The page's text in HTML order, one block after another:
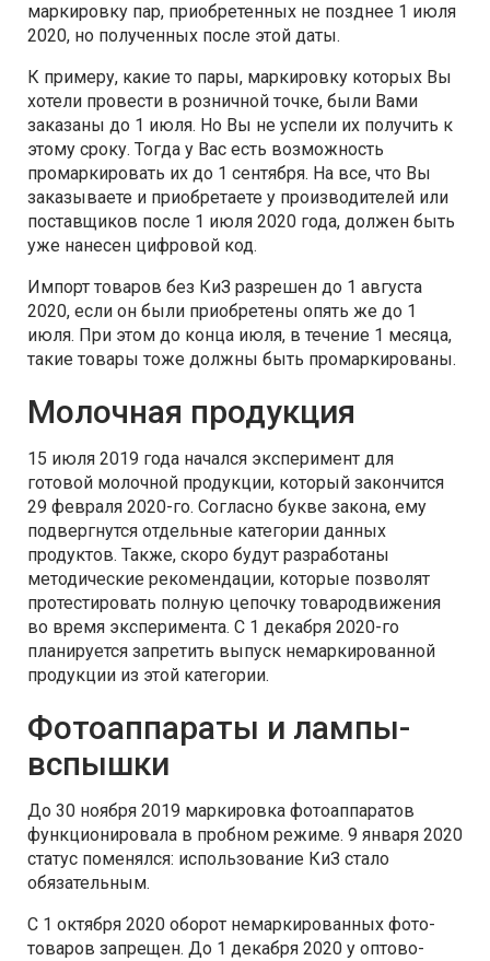
маркировку пар, приобретенных не позднее 1 июля
2020, но полученных после этой даты.
К примеру, какие то пары, маркировку которых Вы
хотели провести в розничной точке, были Вами
заказаны до 1 июля. Но Вы не успели их получить к
этому сроку. Тогда у Вас есть возможность
промаркировать их до 1 сентября. На все, что Вы
заказываете и приобретаете у производителей или
поставщиков после 1 июля 2020 года, должен быть
уже нанесен цифровой код.
Импорт товаров без КиЗ разрешен до 1 августа
2020, если он были приобретены опять же до 1
июля. При этом до конца июля, в течение 1 месяца,
такие товары тоже должны быть промаркированы.
Молочная продукция
15 июля 2019 года начался эксперимент для
готовой молочной продукции, который закончится
29 февраля 2020-го. Согласно букве закона, ему
подвергнутся отдельные категории данных
продуктов. Также, скоро будут разработаны
методические рекомендации, которые позволят
протестировать полную цепочку товародвижения
во время эксперимента. С 1 декабря 2020-го
планируется запретить выпуск немаркированной
продукции из этой категории.
Фотоаппараты и лампы-
вспышки
До 30 ноября 2019 маркировка фотоаппаратов
функционировала в пробном режиме. 9 января 2020
статус поменялся: использование КиЗ стало
обязательным.
С 1 октября 2020 оборот немаркированных фото-
товаров запрещен. До 1 декабря 2020 у оптово-